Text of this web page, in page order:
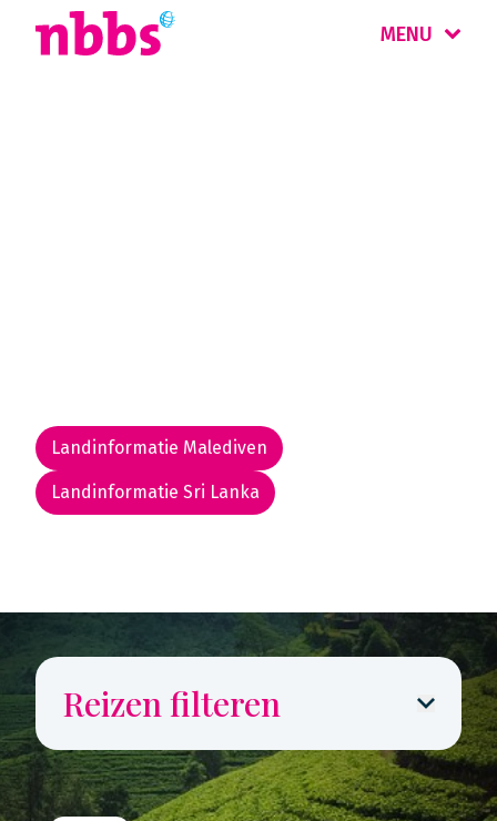
MENU
Landinformatie Malediven
Landinformatie Sri Lanka
Reizen filteren